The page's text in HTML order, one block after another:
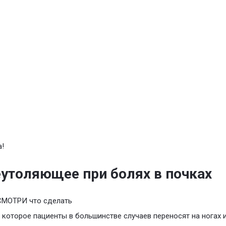
при болях в почках
что сделать
которое пациенты в большинстве случаев переносят на ногах